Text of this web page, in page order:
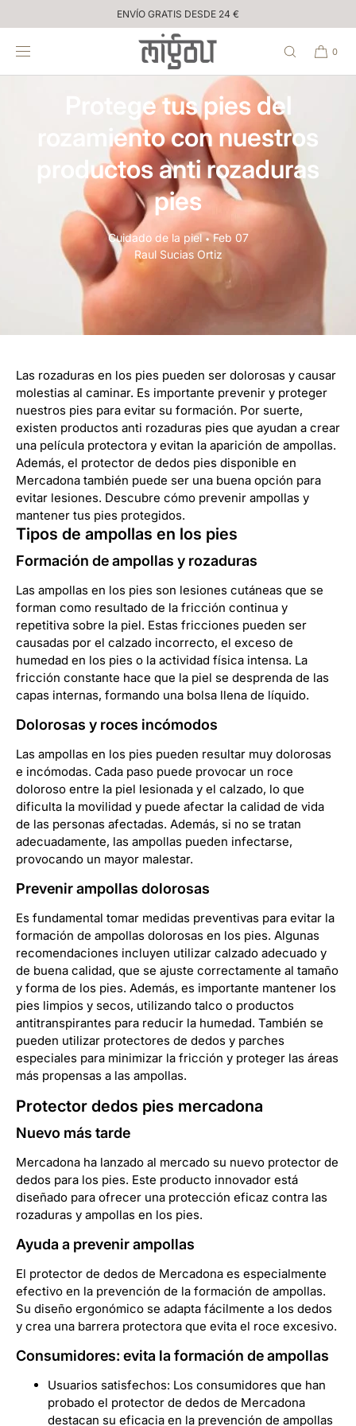
AL CONTENIDO
ENVÍO GRATIS DESDE 24 €
0
Protege tus pies del
rozamiento con nuestros
productos anti rozaduras
pies
Cuidado de la piel • Feb 07
Raul Sucias Ortiz
Las rozaduras en los pies pueden ser dolorosas y causar
molestias al caminar. Es importante prevenir y proteger
nuestros pies para evitar su formación. Por suerte,
existen productos anti rozaduras pies que ayudan a crear
una película protectora y evitan la aparición de ampollas.
Además, el protector de dedos pies disponible en
Mercadona también puede ser una buena opción para
evitar lesiones. Descubre cómo prevenir ampollas y
mantener tus pies protegidos.
Tipos de ampollas en los pies
Formación de ampollas y rozaduras
Las ampollas en los pies son lesiones cutáneas que se
forman como resultado de la fricción continua y
repetitiva sobre la piel. Estas fricciones pueden ser
causadas por el calzado incorrecto, el exceso de
humedad en los pies o la actividad física intensa. La
fricción constante hace que la piel se desprenda de las
capas internas, formando una bolsa llena de líquido.
Dolorosas y roces incómodos
Las ampollas en los pies pueden resultar muy dolorosas
e incómodas. Cada paso puede provocar un roce
doloroso entre la piel lesionada y el calzado, lo que
dificulta la movilidad y puede afectar la calidad de vida
de las personas afectadas. Además, si no se tratan
adecuadamente, las ampollas pueden infectarse,
provocando un mayor malestar.
Prevenir ampollas dolorosas
Es fundamental tomar medidas preventivas para evitar la
formación de ampollas dolorosas en los pies. Algunas
recomendaciones incluyen utilizar calzado adecuado y
de buena calidad, que se ajuste correctamente al tamaño
y forma de los pies. Además, es importante mantener los
pies limpios y secos, utilizando talco o productos
antitranspirantes para reducir la humedad. También se
pueden utilizar protectores de dedos y parches
especiales para minimizar la fricción y proteger las áreas
más propensas a las ampollas.
Protector dedos pies mercadona
Nuevo más tarde
Mercadona ha lanzado al mercado su nuevo protector de
dedos para los pies. Este producto innovador está
diseñado para ofrecer una protección eficaz contra las
rozaduras y ampollas en los pies.
Ayuda a prevenir ampollas
El protector de dedos de Mercadona es especialmente
efectivo en la prevención de la formación de ampollas.
Su diseño ergonómico se adapta fácilmente a los dedos
y crea una barrera protectora que evita el roce excesivo.
Consumidores: evita la formación de ampollas
Usuarios satisfechos: Los consumidores que han
probado el protector de dedos de Mercadona
destacan su eficacia en la prevención de ampollas